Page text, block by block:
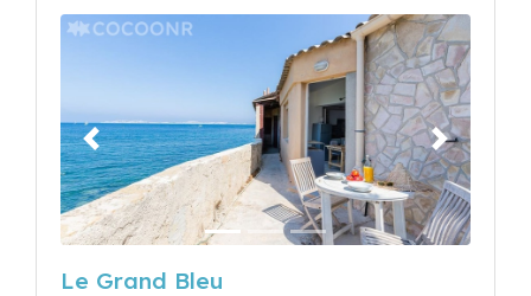
Précédent Suivant
Le Grand Bleu